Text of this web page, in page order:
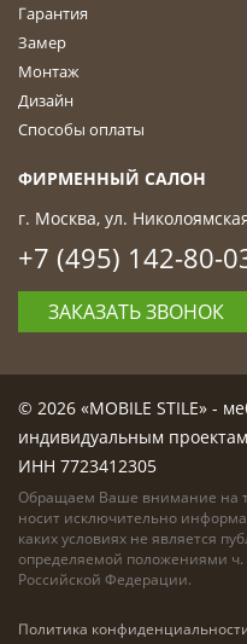
Гарантия
Замер
Монтаж
Дизайн
Способы оплаты
ФИРМЕННЫЙ САЛОН
г. Москва, ул.
+7 (495) 142-80-
ЗАКАЗАТЬ ЗВОНОК
© 2026 «MOBILE STILE» -
индивидуальным проектам
ИНН 7723412305
Обращаем Ваше внимание на
носит исключительно
каких условиях не является
определяемой положениями ч.
Российской Федерации.
Политика